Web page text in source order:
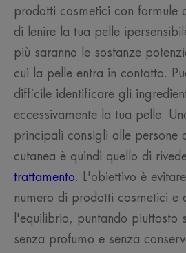
prodotti cosmetici con formule
di lenire la tua pelle
più saranno le sostanze
cui la pelle entra in contatto.
difficile identificare gli
eccessivamente la tua pelle.
principali consigli alle persone
cutanea è quindi quello di
trattamento. L'obiettivo è
numero di prodotti cosmetici e
l'equilibrio, puntando piuttosto
senza profumo e senza